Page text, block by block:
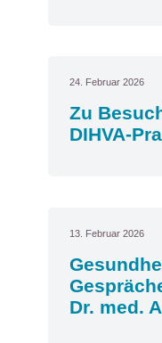
24. Februar 2026
Zu
DIHVA-
13. Februar 2026
Dr. med.